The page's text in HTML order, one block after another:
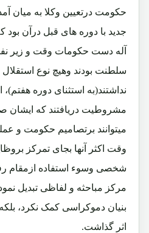
حکومت درتعیین وکلا به میان
جدید با دوره های قبل درآن بود
آله دست حکومات وقت و زیر
سلطنت بودند وهیچ نوع
نداشتند(به استثنای دوره
مشروطیت دریافتند که ایشان
میتوانند برتصامیم حکومت و
وقت اکثر آنها بجای تمرکز
شخصی وسوء استفاده ازمقام
مرکز مباحثه و لفاظی تبدیل
بنیان دموکراسی کمک نکرد،
اثر گذاشت.